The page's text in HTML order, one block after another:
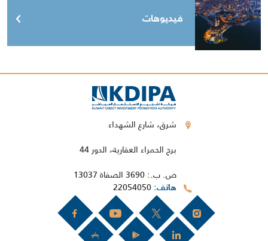
فيديوهات
شرق، شارع الشهداء
برج الحمراء العقارية، الدور 44
ص. ب.: 3690 الصفاة 13037
هاتف